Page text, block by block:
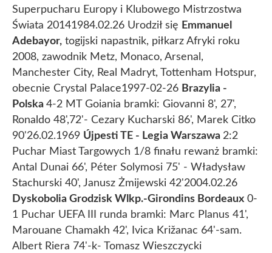
Superpucharu Europy i Klubowego Mistrzostwa
Świata 20141984.02.26 Urodził się Emmanuel
Adebayor, togijski napastnik, piłkarz Afryki roku
2008, zawodnik Metz, Monaco, Arsenal,
Manchester City, Real Madryt, Tottenham Hotspur,
obecnie Crystal Palace1997-02-26 Brazylia -
Polska 4-2 MT Goiania bramki: Giovanni 8', 27',
Ronaldo 48',72'- Cezary Kucharski 86', Marek Citko
90'26.02.1969 Újpesti TE - Legia Warszawa 2:2
Puchar Miast Targowych 1/8 finału rewanż bramki:
Antal Dunai 66', Péter Solymosi 75' - Władysław
Stachurski 40', Janusz Żmijewski 42'2004.02.26
Dyskobolia Grodzisk Wlkp.-Girondins Bordeaux 0-
1 Puchar UEFA III runda bramki: Marc Planus 41',
Marouane Chamakh 42', Ivica Križanac 64'-sam.
Albert Riera 74'-k- Tomasz Wieszczycki